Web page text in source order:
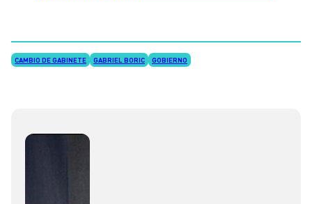
CAMBIO DE GABINETE GABRIEL BORIC GOBIERNO